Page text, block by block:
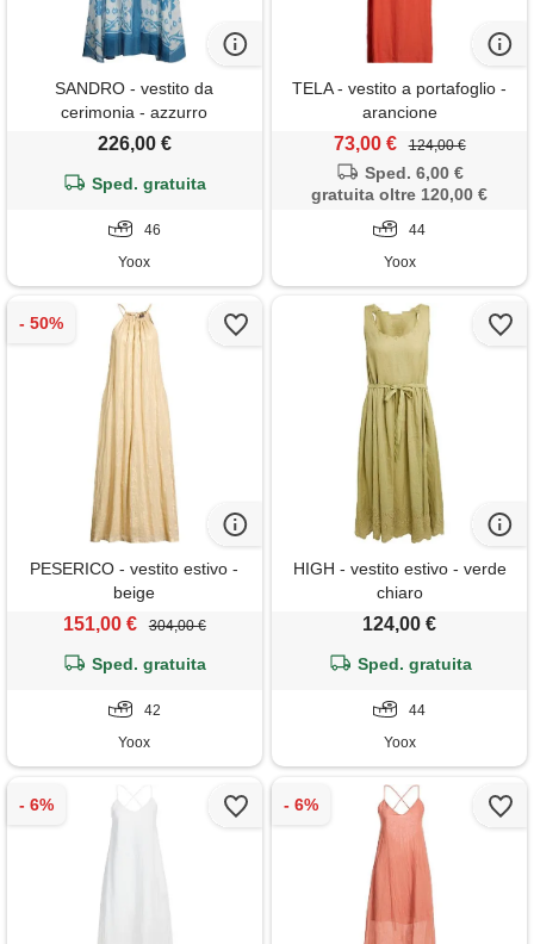
SANDRO - vestito da
cerimonia - azzurro
226,00 €
Sped. gratuita
46
Yoox
TELA - vestito a portafoglio -
arancione
73,00 € 124,00 €
Sped. 6,00 €
gratuita oltre 120,00 €
44
Yoox
PESERICO - vestito estivo -
beige
151,00 € 304,00 €
Sped. gratuita
42
Yoox
HIGH - vestito estivo - verde
chiaro
124,00 €
Sped. gratuita
44
Yoox